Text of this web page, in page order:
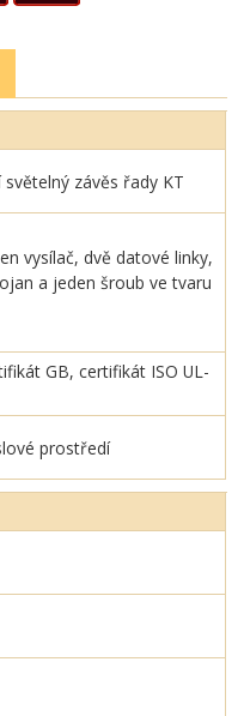
závěs řady KT
vysílač, dvě datové linky,
a jeden šroub ve tvaru
GB, certifikát ISO UL-
prostředí